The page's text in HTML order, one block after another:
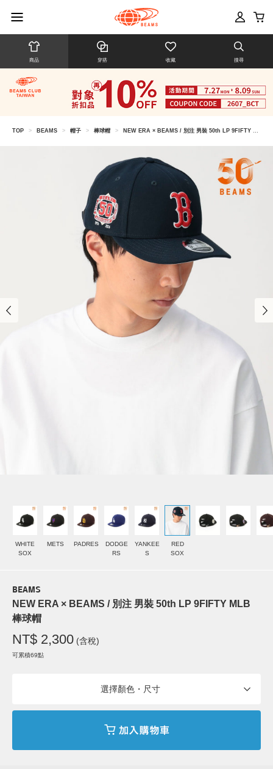
商品 穿搭 收藏 搜尋
TOP > BEAMS > 帽子 > 棒球帽 > NEW ERA × BEAMS / 別注 男裝 50th LP 9FIFTY MLB 棒球帽
WHITE
SOX
METS PADRES
DODGE
RS
YANKEE
S
RED
SOX
BEAMS
NEW ERA × BEAMS / 別注 男裝 50th LP 9FIFTY MLB
棒球帽
NT$ 2,300 (含稅)
可累積69點
選擇顏色・尺寸